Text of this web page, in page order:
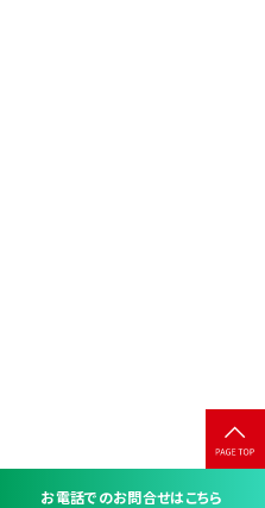
お電話でのお問合せはこちら